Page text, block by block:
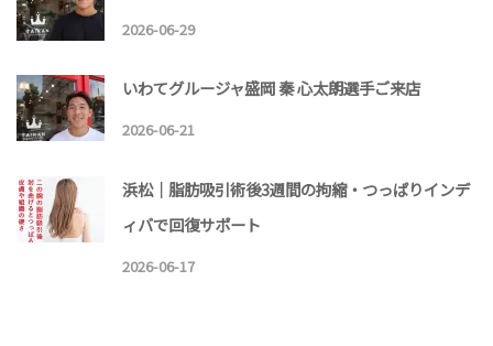
2026-06-29
いわてグルージャ盛岡 秦 心太朗選手ご来店
2026-06-21
浜松｜脂肪吸引術後3週間の拘縮・つっぱりインデ
ィバで回復サポート
2026-06-17